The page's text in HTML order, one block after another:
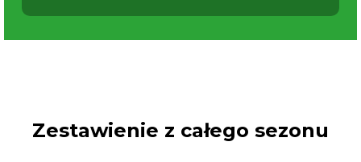
Zestawienie z całego sezonu